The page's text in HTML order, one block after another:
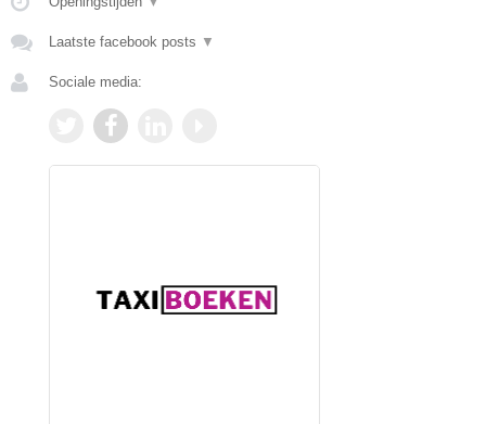
Laatste facebook posts ▼
Sociale media: